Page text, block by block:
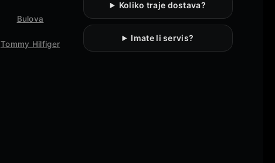
Bulova
Tommy Hilfiger
Koliko traje dostava?
Imate li servis?